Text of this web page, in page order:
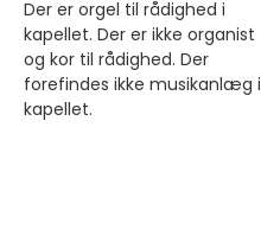
Der er orgel til rådighed i
kapellet. Der er ikke organist
og kor til rådighed. Der
forefindes ikke musikanlæg i
kapellet.